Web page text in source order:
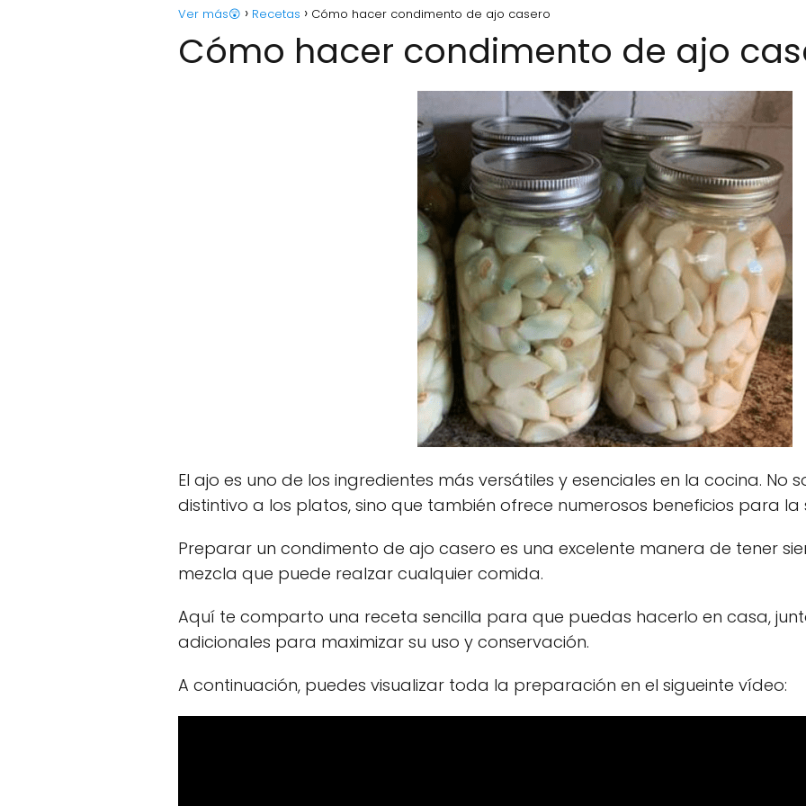
Ver más😲 Recetas Cómo hacer condimento de ajo casero
Cómo hacer condimento de ajo
El ajo es uno de los ingredientes más versátiles y esenciales en la cocina. No
distintivo a los platos, sino que también ofrece numerosos beneficios para la
Preparar un condimento de ajo casero es una excelente manera de tener
mezcla que puede realzar cualquier comida.
Aquí te comparto una receta sencilla para que puedas hacerlo en casa,
adicionales para maximizar su uso y conservación.
A continuación, puedes visualizar toda la preparación en el sigueinte vídeo: